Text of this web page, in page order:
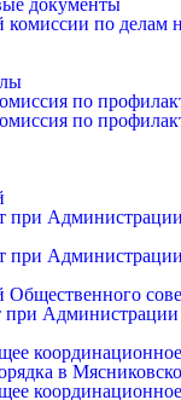
документы
комиссии по делам
по
по
при
при
Общественного
Администрации
в